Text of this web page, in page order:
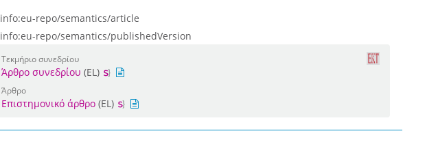
info:eu-repo/semantics/article
info:eu-repo/semantics/publishedVersion
Τεκμήριο συνεδρίου
Άρθρο συνεδρίου (EL)
Άρθρο
Επιστημονικό άρθρο(EL)